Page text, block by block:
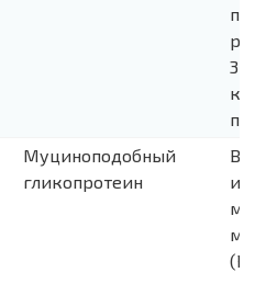
3-4
Муциноподобный
гликопротеин
В